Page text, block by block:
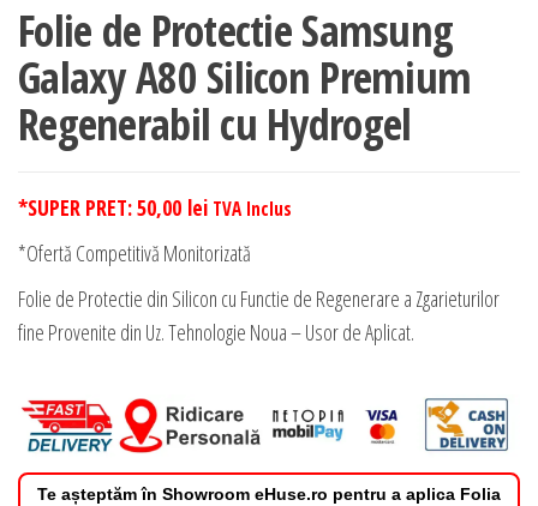
Folie de Protectie Samsung
Galaxy A80 Silicon Premium
Regenerabil cu Hydrogel
*SUPER PRET:50,00 lei TVA Inclus
*Ofertă Competitivă Monitorizată
Folie de Protectie din Silicon cu Functie de Regenerare a Zgarieturilor
fine Provenite din Uz. Tehnologie Noua – Usor de Aplicat.
Te așteptăm în Showroom eHuse.ro pentru a aplica Folia